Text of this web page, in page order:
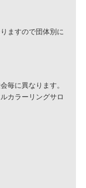
ますので団体別に
毎に異なります。
カラーリングサロ